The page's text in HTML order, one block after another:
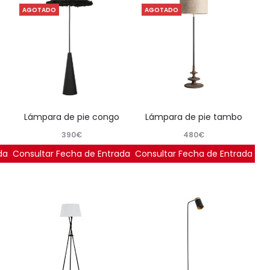
AGOTADO
lámpara de pie congo
390€
Consultar Fecha de Entrada
AGOTADO
lámpara de pie tambo
480€
Consultar Fecha de Entrada